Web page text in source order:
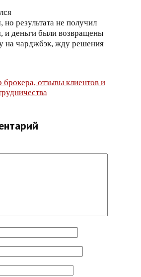
но результата не получил
и деньги были возвращены
на чарджбэк, жду решения
отзывы клиентов и